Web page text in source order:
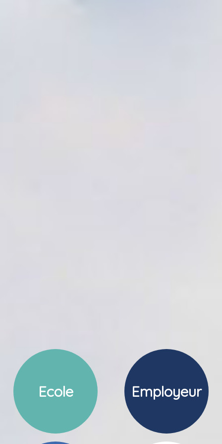
Ecole Employeur